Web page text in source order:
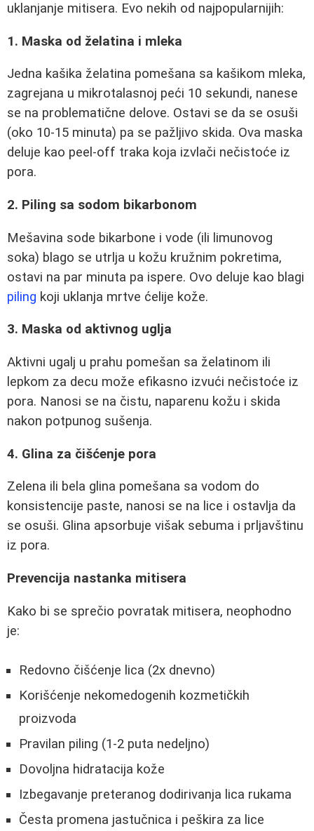
uklanjanje mitisera. Evo nekih od najpopularnijih:
1. Maska od želatina i mleka
Jedna kašika želatina pomešana sa kašikom mleka,
zagrejana u mikrotalasnoj peći 10 sekundi, nanese
se na problematične delove. Ostavi se da se osuši
(oko 10-15 minuta) pa se pažljivo skida. Ova maska
deluje kao peel-off traka koja izvlači nečistoće iz
pora.
2. Piling sa sodom bikarbonom
Mešavina sode bikarbone i vode (ili limunovog
soka) blago se utrlja u kožu kružnim pokretima,
ostavi na par minuta pa ispere. Ovo deluje kao blagi
piling koji uklanja mrtve ćelije kože.
3. Maska od aktivnog uglja
Aktivni ugalj u prahu pomešan sa želatinom ili
lepkom za decu može efikasno izvući nečistoće iz
pora. Nanosi se na čistu, naparenu kožu i skida
nakon potpunog sušenja.
4. Glina za čišćenje pora
Zelena ili bela glina pomešana sa vodom do
konsistencije paste, nanosi se na lice i ostavlja da
se osuši. Glina apsorbuje višak sebuma i prljavštinu
iz pora.
Prevencija nastanka mitisera
Kako bi se sprečio povratak mitisera, neophodno
je:
Redovno čišćenje lica (2x dnevno)
Korišćenje nekomedogenih kozmetičkih
proizvoda
Pravilan piling (1-2 puta nedeljno)
Dovoljna hidratacija kože
Izbegavanje preteranog dodirivanja lica rukama
Česta promena jastučnica i peškira za lice